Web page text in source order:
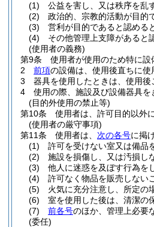
(1)
公益を害し、又は秩序を乱
(2)
政治的、宗教的活動が目的
(3)
営利が目的であると認める
(4)
その他管理上支障があると
(使用者の義務)
第9条
使用者が使用のため特に設
2
前項の設備は、使用後直ちに使
3
器具を使用したときは、使用後
4
使用の際、施設及び設備器具
(目的外使用の禁止等)
第10条
使用者は、許可目的以外
(使用者の厳守事項)
第11条
使用者は、 次の各号に掲
(1)
許可を受けない室又は備品
(2)
施設を損傷し、又は汚損し
(3)
他人に迷惑を及ぼす行為を
(4)
許可なく物品を販売しない
(5)
火気に充分注意し、所定の
(6)
室を使用した後は、清潔の
(7)
前各号のほか、管理上必要
(委任)